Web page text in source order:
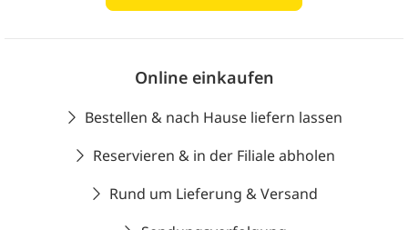
Online einkaufen
Bestellen & nach Hause liefern lassen
Reservieren & in der Filiale abholen
Rund um Lieferung & Versand